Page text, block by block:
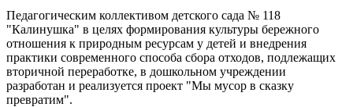
Педагогическим коллективом детского сада № 118
"Калинушка" в целях формирования культуры бережного
отношения к природным ресурсам у детей и внедрения
практики современного способа сбора отходов, подлежащих
вторичной переработке, в дошкольном учреждении
разработан и реализуется проект "Мы мусор в сказку
превратим".